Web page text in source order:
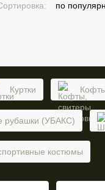
по
Куртки
рубашки (УБАКС)
костюмы